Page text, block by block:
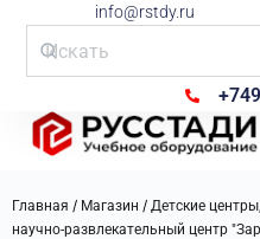
info@rstdy.ru
Главная / Магазин / Детские
научно-развлекательный центр